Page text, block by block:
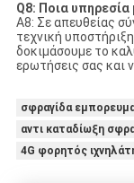
Q8: Ποια
A8: Σε απευθείας
τεχνική
δοκιμάσουμε το
ερωτήσεις σας και
σφραγίδα
αντι καταδίωξη
4G φορητός